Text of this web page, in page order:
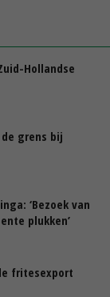
Hollandse
grens bij
‘Bezoek van
plukken’
fritesexport